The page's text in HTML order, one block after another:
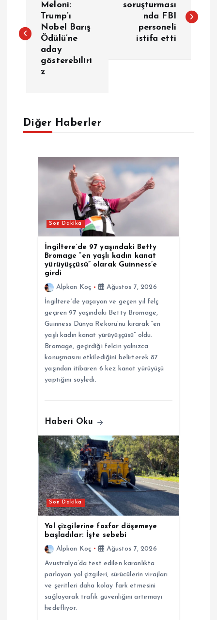
z
z
Meloni:
Trump’ı
Nobel Barış
Ödülü’ne
aday
gösterebiliri
z
soruşturması
nda FBI
personeli
istifa etti
Diğer Haberler
Son Dakika
İngiltere’de 97 yaşındaki Betty
Bromage “en yaşlı kadın kanat
yürüyüşçüsü” olarak Guinness’e
girdi
Alpkan Koç
Ağustos 7, 2026
İngiltere’de yaşayan ve geçen yıl felç
geçiren 97 yaşındaki Betty Bromage,
Guinness Dünya Rekoru’nu kırarak “en
yaşlı kadın kanat yürüyüşçüsü” oldu.
Bromage, geçirdiği felcin yalnızca
konuşmasını etkilediğini belirterek 87
yaşından itibaren 6 kez kanat yürüyüşü
yaptığını söyledi.
Haberi Oku
Son Dakika
Yol çizgilerine fosfor döşemeye
başladılar: İşte sebebi
Alpkan Koç
Ağustos 7, 2026
Avustralya’da test edilen karanlıkta
parlayan yol çizgileri, sürücülerin virajları
ve şeritleri daha kolay fark etmesini
sağlayarak trafik güvenliğini artırmayı
hedefliyor.